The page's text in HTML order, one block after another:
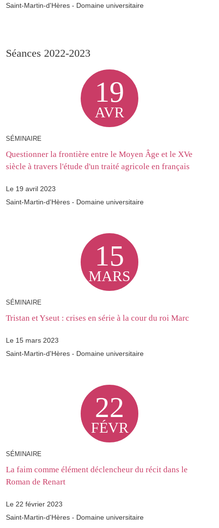
Saint-Martin-d'Hères - Domaine universitaire
Séances 2022-2023
19
AVR
SÉMINAIRE
Questionner la frontière entre le Moyen Âge et le XVe
siècle à travers l'étude d'un traité agricole en français
Le 19 avril 2023
Saint-Martin-d'Hères - Domaine universitaire
15
MARS
SÉMINAIRE
Tristan et Yseut : crises en série à la cour du roi Marc
Le 15 mars 2023
Saint-Martin-d'Hères - Domaine universitaire
22
FÉVR
SÉMINAIRE
La faim comme élément déclencheur du récit dans le
Roman de Renart
Le 22 février 2023
Saint-Martin-d'Hères - Domaine universitaire